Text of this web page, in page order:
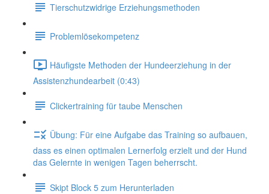
Tierschutzwidrige Erziehungsmethoden
Problemlösekompetenz
Häufigste Methoden der Hundeerziehung in der
Assistenzhundearbeit (0:43)
Clickertraining für taube Menschen
Übung: Für eine Aufgabe das Training so aufbauen,
dass es einen optimalen Lernerfolg erzielt und der Hund
das Gelernte in wenigen Tagen beherrscht.
Skipt Block 5 zum Herunterladen